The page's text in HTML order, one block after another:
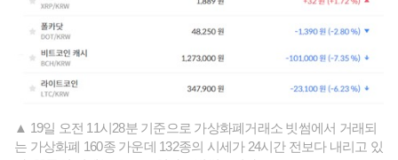
▲ 19일 오전 11시28분 기준으로 가상화폐거래소 빗썸에서 거래되
는 가상화폐 160종 가운데 132종의 시세가 24시간 전보다 내리고 있